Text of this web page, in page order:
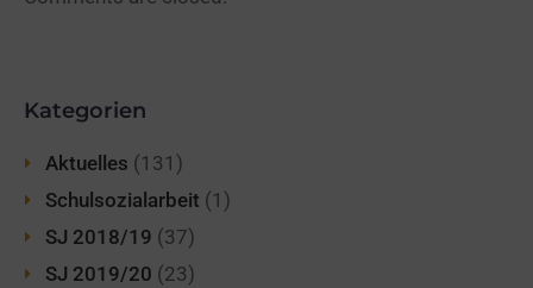
Kategorien
Aktuelles (131)
Schulsozialarbeit (1)
SJ 2018/19 (37)
SJ 2019/20 (23)